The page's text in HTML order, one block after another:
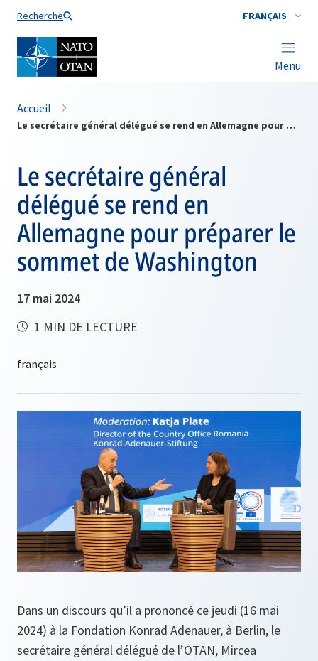
Recherche FRANÇAIS
Menu
Nom de famille*
Accueil
Le secrétaire général délégué se rend en Allemagne pour préparer le sommet de Washington
Le secrétaire général
délégué se rend en
Allemagne pour préparer le
sommet de Washington
17 mai 2024
1 MIN DE LECTURE
Dans un discours qu’il a prononcé ce jeudi (16 mai
2024) à la Fondation Konrad Adenauer, à Berlin, le
secrétaire général délégué de l’OTAN, Mircea